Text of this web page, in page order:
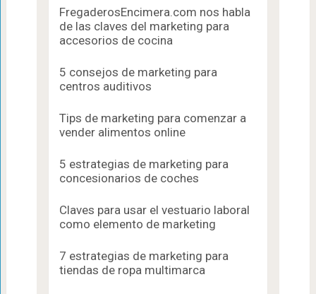
FregaderosEncimera.com nos habla
de las claves del marketing para
accesorios de cocina
5 consejos de marketing para
centros auditivos
Tips de marketing para comenzar a
vender alimentos online
5 estrategias de marketing para
concesionarios de coches
Claves para usar el vestuario laboral
como elemento de marketing
7 estrategias de marketing para
tiendas de ropa multimarca